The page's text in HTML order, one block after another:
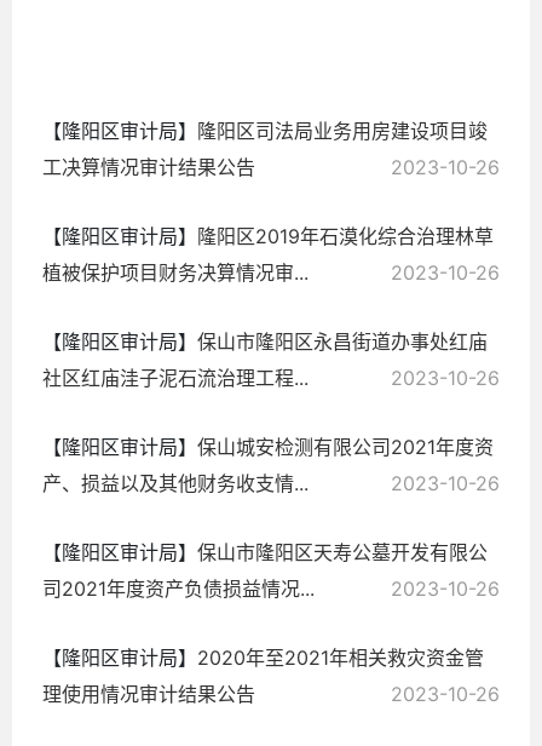
【隆阳区审计局】 隆阳区司法局业务用房建设项目竣
工决算情况审计结果公告
2023-10-26
【隆阳区审计局】 隆阳区2019年石漠化综合治理林草
植被保护项目财务决算情况审...
2023-10-26
【隆阳区审计局】 保山市隆阳区永昌街道办事处红庙
社区红庙洼子泥石流治理工程...
2023-10-26
【隆阳区审计局】 保山城安检测有限公司2021年度资
产、损益以及其他财务收支情...
2023-10-26
【隆阳区审计局】 保山市隆阳区天寿公墓开发有限公
司2021年度资产负债损益情况...
2023-10-26
【隆阳区审计局】 2020年至2021年相关救灾资金管
理使用情况审计结果公告
2023-10-26